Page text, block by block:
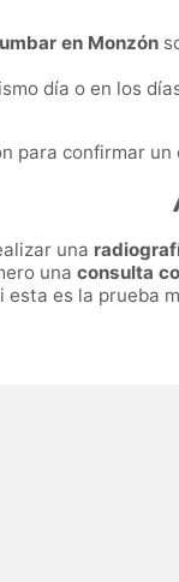
en Monzón
día o en los
para confirmar
una
una consulta
es la prueba